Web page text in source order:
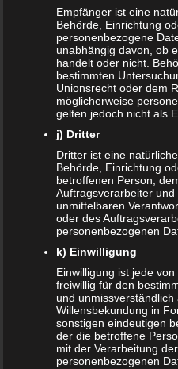
Familien profitieren vom
Cannabis in der
Elterngeld online
Zahnspange für viele
ÄLTERE ARTIKEL
Juni 2024
Mai 2024
März 2023
Oktober 2021
November 2020
Oktober 2020
Empfänger ist eine
Behörde, Einrichtung
personenbezogene
unabhängig davon, ob
handelt oder nicht.
bestimmten
Unionsrecht oder dem
möglicherweise
gelten jedoch nicht als
j) Dritter
Dritter ist eine
Behörde, Einrichtung
betroffenen Person,
Auftragsverarbeiter
unmittelbaren
oder des
personenbezogenen
k) Einwilligung
Einwilligung ist jede
freiwillig für den
und
Willensbekundung in
sonstigen eindeutigen
der die betroffene
mit der Verarbeitung
personenbezogenen